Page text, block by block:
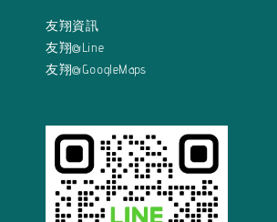
友翔資訊
友翔@Line
友翔@GoogleMaps